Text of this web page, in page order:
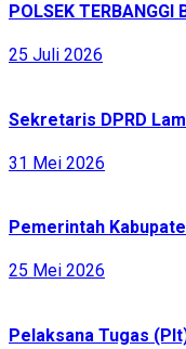
POLSEK TERBANGGI
25 Juli 2026
Sekretaris DPRD
31 Mei 2026
Pemerintah
25 Mei 2026
Pelaksana Tugas